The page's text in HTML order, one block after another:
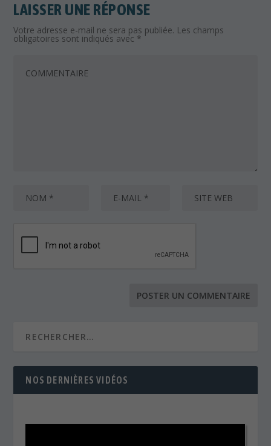
LAISSER UNE RÉPONSE
Votre adresse e-mail ne sera pas publiée. Les champs
obligatoires sont indiqués avec *
NOS DERNIÈRES VIDÉOS